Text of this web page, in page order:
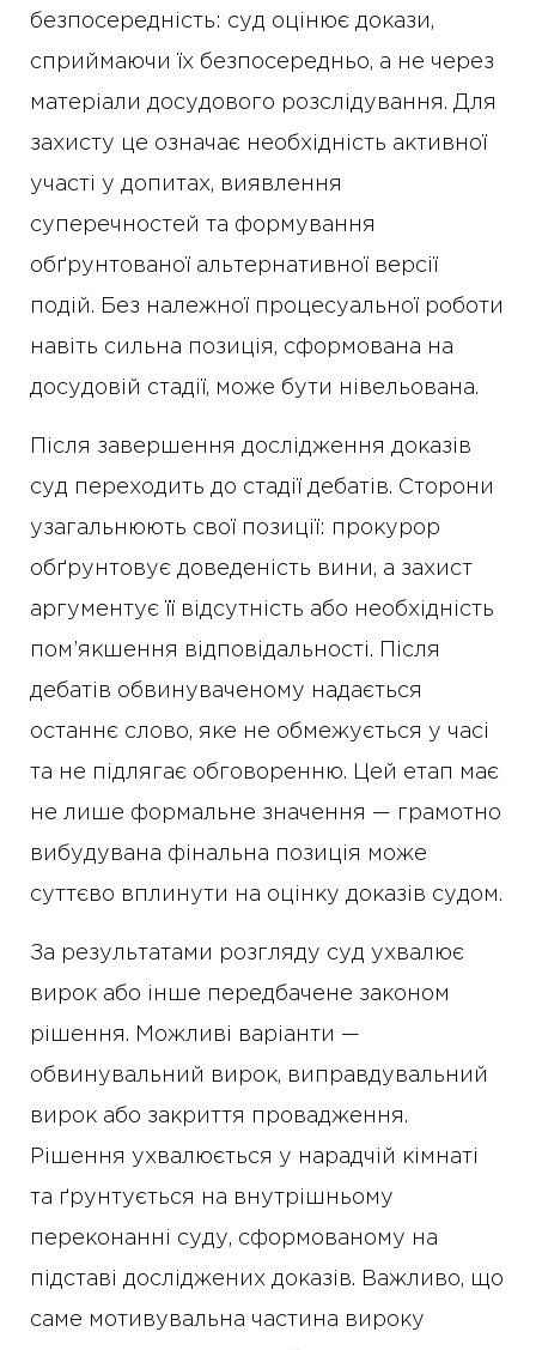
безпосередність: суд оцінює докази,
сприймаючи їх безпосередньо, а не через
матеріали досудового розслідування. Для
захисту це означає необхідність активної
участі у допитах, виявлення
суперечностей та формування
обґрунтованої альтернативної версії
подій. Без належної процесуальної роботи
навіть сильна позиція, сформована на
досудовій стадії, може бути нівельована.
Після завершення дослідження доказів
суд переходить до стадії дебатів. Сторони
узагальнюють свої позиції: прокурор
обґрунтовує доведеність вини, а захист
аргументує її відсутність або необхідність
пом’якшення відповідальності. Після
дебатів обвинуваченому надається
останнє слово, яке не обмежується у часі
та не підлягає обговоренню. Цей етап має
не лише формальне значення — грамотно
вибудувана фінальна позиція може
суттєво вплинути на оцінку доказів судом.
За результатами розгляду суд ухвалює
вирок або інше передбачене законом
рішення. Можливі варіанти —
обвинувальний вирок, виправдувальний
вирок або закриття провадження.
Рішення ухвалюється у нарадчій кімнаті
та ґрунтується на внутрішньому
переконанні суду, сформованому на
підставі досліджених доказів. Важливо, що
саме мотивувальна частина вироку